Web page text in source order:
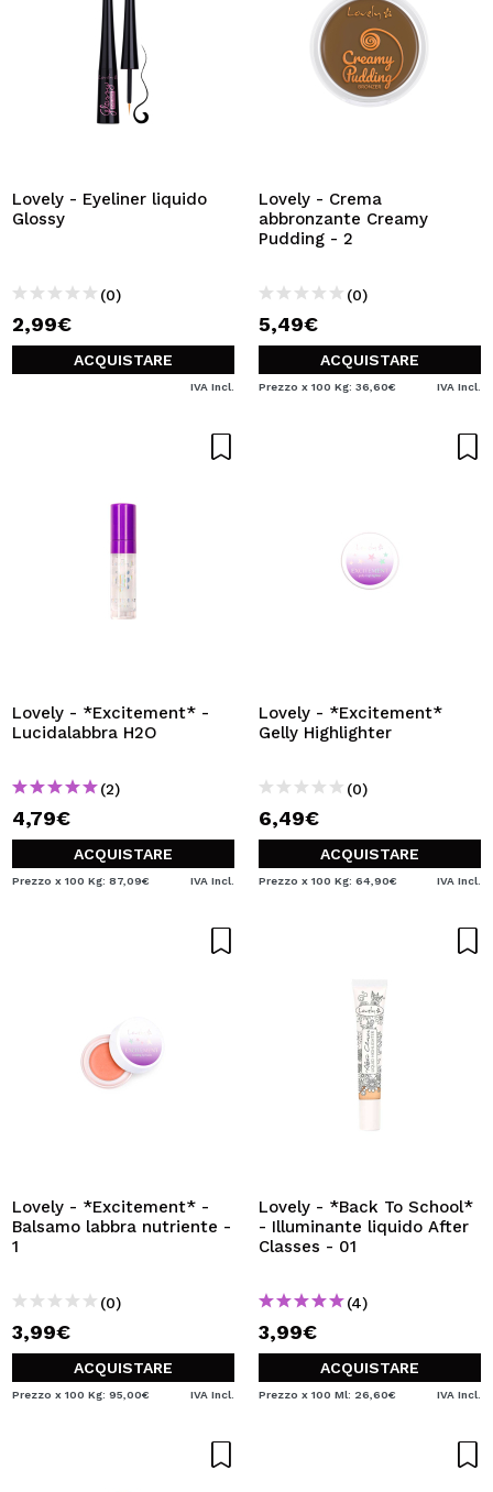
Lovely - Eyeliner liquido
Glossy
(0)
2,99€
ACQUISTARE
IVA Incl.
Lovely - Crema
abbronzante Creamy
Pudding - 2
(0)
5,49€
ACQUISTARE
Prezzo x 100 Kg: 36,60€ IVA Incl.
Lovely - *Excitement* -
Lucidalabbra H2O
(2)
4,79€
ACQUISTARE
Prezzo x 100 Kg: 87,09€ IVA Incl.
Lovely - *Excitement*
Gelly Highlighter
(0)
6,49€
ACQUISTARE
Prezzo x 100 Kg: 64,90€ IVA Incl.
Lovely - *Excitement* -
Balsamo labbra nutriente -
1
(0)
3,99€
ACQUISTARE
Prezzo x 100 Kg: 95,00€ IVA Incl.
Lovely - *Back To School*
- Illuminante liquido After
Classes - 01
(4)
3,99€
ACQUISTARE
Prezzo x 100 Ml: 26,60€ IVA Incl.